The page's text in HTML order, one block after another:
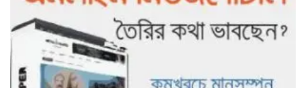
গাছ না কেটে আমাদের পুড়িয়ে মারলে
ভালো হতো’: বন বিভাগের নিষ্ঠুরতায়
নিঃস্ব কৃষক